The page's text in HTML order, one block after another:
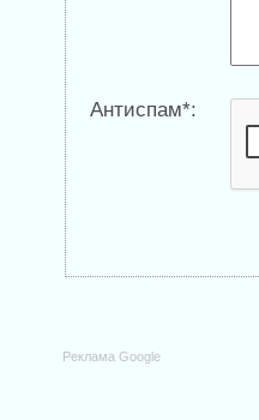
Антиспам*:
Реклама Google